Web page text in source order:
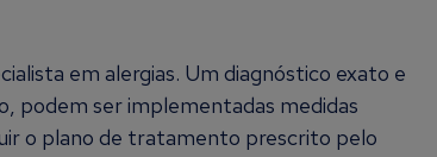
em alergias. Um diagnóstico exato e
podem ser implementadas medidas
o plano de tratamento prescrito pelo